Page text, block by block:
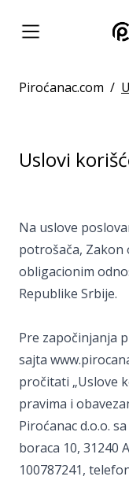
Piroćanac.com /
Uslovi
Na uslove
potrošača,
obligacionim
Republike Srbije.
Pre započinjanja
sajta
pročitati „Uslove
pravima i
Piroćanac d.o.o.
boraca 10, 31240
100787241,